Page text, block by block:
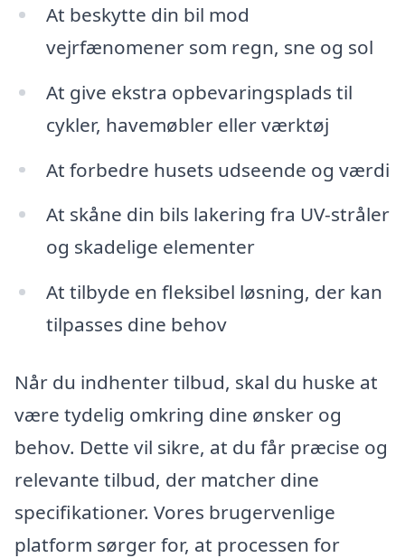
At beskytte din bil mod
vejrfænomener som regn, sne og sol
At give ekstra opbevaringsplads til
cykler, havemøbler eller værktøj
At forbedre husets udseende og værdi
At skåne din bils lakering fra UV-stråler
og skadelige elementer
At tilbyde en fleksibel løsning, der kan
tilpasses dine behov
Når du indhenter tilbud, skal du huske at
være tydelig omkring dine ønsker og
behov. Dette vil sikre, at du får præcise og
relevante tilbud, der matcher dine
specifikationer. Vores brugervenlige
platform sørger for, at processen for